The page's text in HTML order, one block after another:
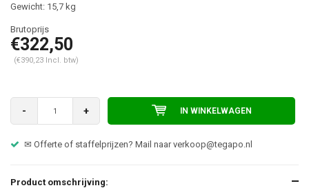
Gewicht: 15,7 kg
€322,50
(€390,23 Incl. btw)
- + IN WINKELWAGEN
✉ Offerte of staffelprijzen? Mail naarverkoop@tegapo.nl
Product omschrijving: